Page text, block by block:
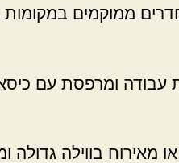
ממוקמים במקומות
עבודה ומרפסת עם
מאירוח בווילה גדולה